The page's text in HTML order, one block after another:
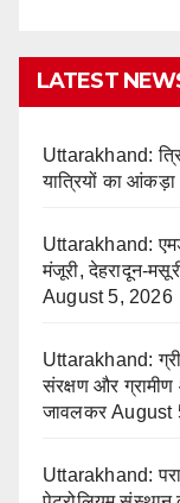
LATEST
Uttarakhand:
यात्रियों का
Uttarakhand:
मंजूरी, देहरादून-
August 5, 2026
Uttarakhand:
संरक्षण और ग्रामीण
जावलकर August
Uttarakhand: